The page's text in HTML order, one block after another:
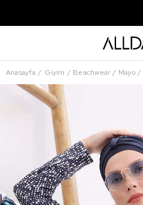
Anasayfa Giyim Beachwear Mayo